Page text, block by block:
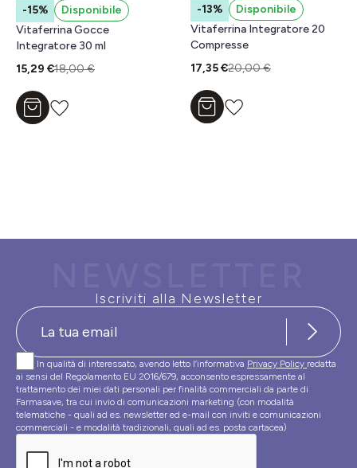
-15%
Disponibile
Vitaferrina Gocce
Integratore 30 ml
15,29 €18,00 €
Aggiungi al carrello
-13%
Disponibile
Vitaferrina Integratore 20
Compresse
17,35 €20,00 €
Aggiungi al carrello
Iscriviti alla Newsletter
In qualità di interessato, avendo letto l’informativa Privacy Policy redatta
ai sensi del Regolamento EU 2016/679, acconsento espressamente al
trattamento dei miei dati personali per finalità commerciali da parte di
Farmasave, tra cui invio di comunicazioni marketing (con modalità
telematiche - quali ad es. newsletter ed e-mail con inviti e comunicazioni
commerciali - e modalità tradizionali, quali ad es. posta cartacea)